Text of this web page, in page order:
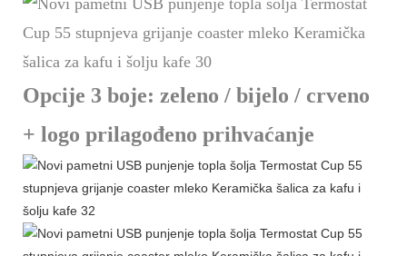
Opcije 3 boje: zeleno / bijelo / crveno
+ logo prilagođeno prihvaćanje